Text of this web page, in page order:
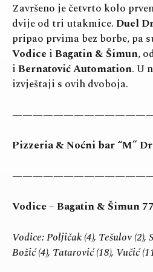
Završeno je četvrto kolo
dvije od tri utakmice.Duel
pripao prvima bez borbe, pa
Vodice iBagatin & Šimun,
iBernatović Automation. U
izvještaji s ovih dvoboja.
Pizzeria & Noćni bar “M”
Vodice – Bagatin & Šimun
Vodice: Poljičak (4), Tešulov (2),
Božić (4), Tatarović (18), Vučić